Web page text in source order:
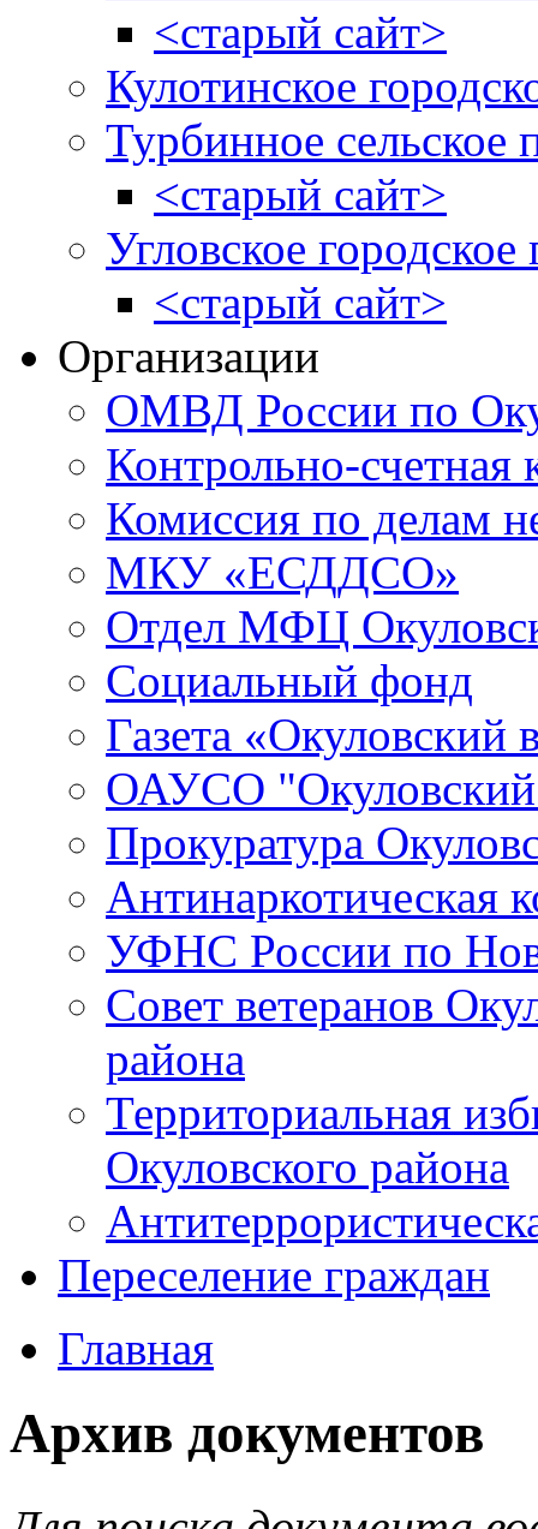
<старый сайт>
Кулотинское
Турбинное сельское
<старый сайт>
Угловское городское
<старый сайт>
Организации
ОМВД России по
Контрольно-счетная
Комиссия по делам
МКУ «ЕСДДСО»
Отдел МФЦ
Социальный фонд
Газета «Окуловский
ОАУСО
Прокуратура
Антинаркотическая
УФНС России по
Совет ветеранов
района
Территориальная
Окуловского района
Переселение граждан
Главная
Архив документов